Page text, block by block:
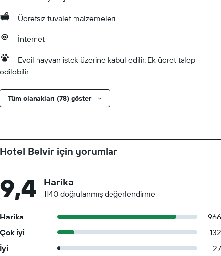
Ücretsiz tuvalet malzemeleri
İnternet
Evcil hayvan istek üzerine kabul edilir. Ek ücret talep
edilebilir.
Tüm olanakları (78) göster
Hotel Belvir için yorumlar
9,4 Harika
1140 doğrulanmış değerlendirme
Harika
966
Çok iyi
132
İyi
27